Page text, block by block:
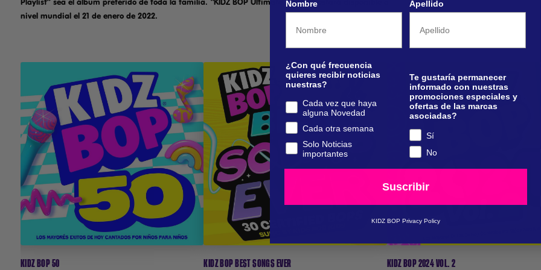
nivel mundial el 21 de enero de 2022.
ESCUCHAR / COMPRAR
MÁS INFORMACIÓN
KIDZ BOP 50
ESCUCHAR / COMPRAR
MÁS INFORMACIÓN
KIDZ BOP BEST SONGS EVER
MÁS INFORMACIÓN
KIDZ BOP 2024 VOL. 2
Nombre Apellido
¿Con qué frecuencia
quieres recibir noticias
nuestras?
Cada vez que haya
alguna Novedad
Cada otra semana
Solo Noticias
importantes
Te gustaría permanecer
informado con nuestras
promociones especiales y
ofertas de las marcas
asociadas?
Sí
No
Suscribir
KIDZ BOP Privacy Policy